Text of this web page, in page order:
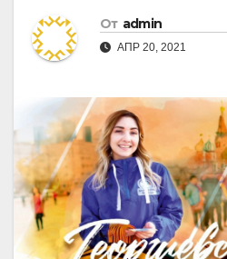
От admin
АПР 20, 2021